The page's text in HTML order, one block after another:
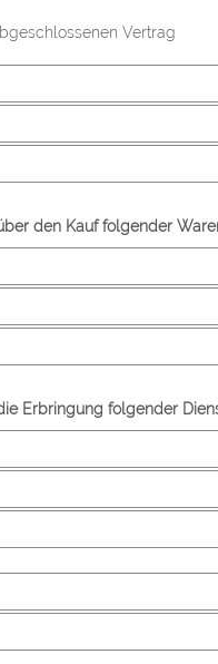
Vertrag
den Kauf folgender
Erbringung folgender